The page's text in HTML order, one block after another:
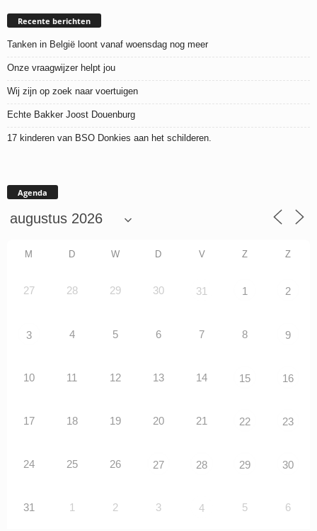
Recente berichten
Tanken in België loont vanaf woensdag nog meer
Onze vraagwijzer helpt jou
Wij zijn op zoek naar voertuigen
Echte Bakker Joost Douenburg
17 kinderen van BSO Donkies aan het schilderen.
Agenda
M D W D V Z Z
27 28 29 30 31 1 2
3 4 5 6 7 8 9
10 11 12 13 14 15 16
17 18 19 20 21 22 23
24 25 26 27 28 29 30
31 1 2 3 4 5 6